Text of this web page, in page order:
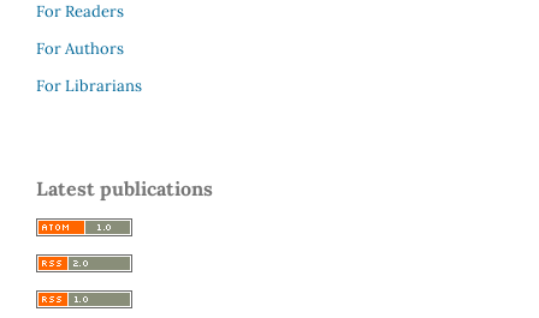
For Readers
For Authors
For Librarians
Latest publications